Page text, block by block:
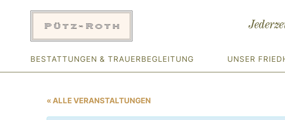
BESTATTUNGEN & TRAUERBEGLEITUNG UNSER
« ALLE VERANSTALTUNGEN